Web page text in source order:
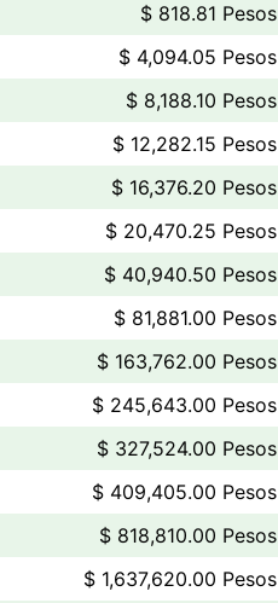
$ 818.81 Pesos
$ 4,094.05 Pesos
$ 8,188.10 Pesos
$ 12,282.15 Pesos
$ 16,376.20 Pesos
$ 20,470.25 Pesos
$ 40,940.50 Pesos
$ 81,881.00 Pesos
$ 163,762.00 Pesos
$ 245,643.00 Pesos
$ 327,524.00 Pesos
$ 409,405.00 Pesos
$ 818,810.00 Pesos
$ 1,637,620.00 Pesos